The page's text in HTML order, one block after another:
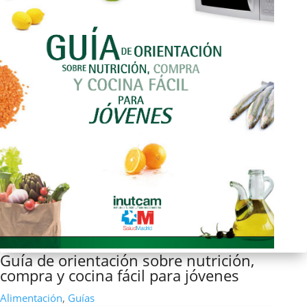
Guía de orientación sobre nutrición,
compra y cocina fácil para jóvenes
Alimentación, Guías